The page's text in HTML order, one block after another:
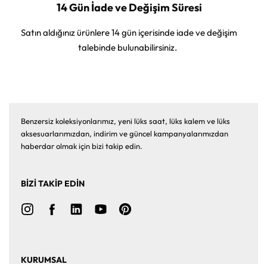
14 Gün İade ve Değişim Süresi
Satın aldığınız ürünlere 14 gün içerisinde iade ve değişim
talebinde bulunabilirsiniz.
Benzersiz koleksiyonlarımız, yeni lüks saat, lüks kalem ve lüks
aksesuarlarımızdan, indirim ve güncel kampanyalarımızdan
haberdar olmak için bizi takip edin.
BİZİ TAKİP EDİN
KURUMSAL